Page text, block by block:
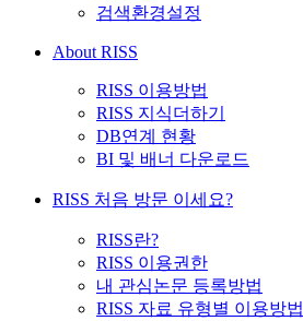
검색환경설정
About RISS
RISS 이용방법
RISS 지식더하기
DB연계 현황
BI 및 배너 다운로드
RISS 처음 방문 이세요?
RISS란?
RISS 이용권한
내 관심논문 등록방법
RISS 자료 유형별 이용방법